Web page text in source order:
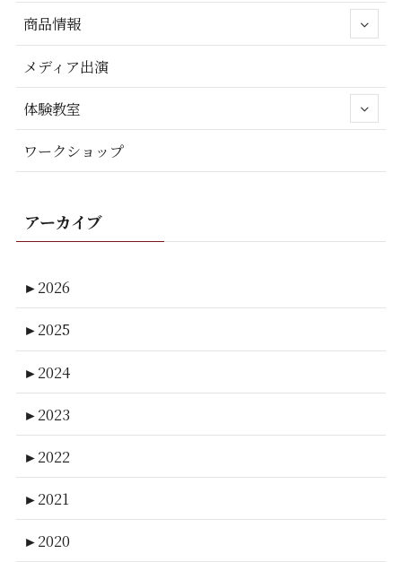
商品情報
メディア出演
体験教室
ワークショップ
アーカイブ
►2026
►2025
►2024
►2023
►2022
►2021
►2020